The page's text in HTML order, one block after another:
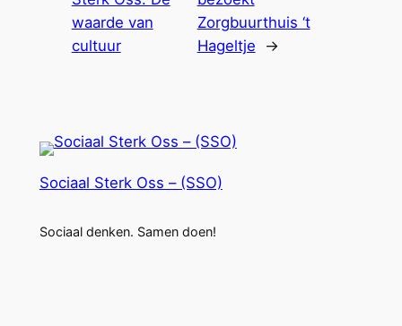
waarde van
cultuur
Zorgbuurthuis ‘t
Hageltje
→
Sociaal Sterk Oss – (SSO)
Sociaal denken. Samen doen!